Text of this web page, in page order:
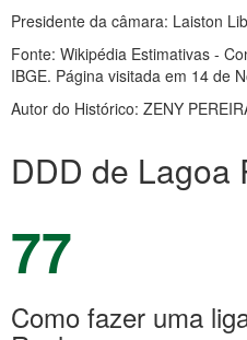
Presidente da câmara: Laiston
Fonte: Wikipédia Estimativas -
IBGE. Página visitada em 14 de
Autor do Histórico: ZENY
DDD de Lagoa
77
Como fazer uma